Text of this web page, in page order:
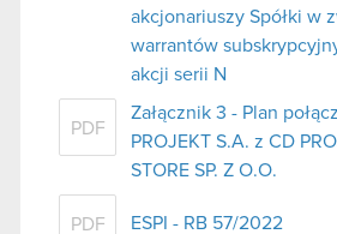
akcjonariuszy Spółki w
warrantów
akcji serii N
PDF
Załącznik 3 - Plan
PROJEKT S.A. z CD
STORE SP. Z O.O.
PDF ESPI - RB 57/2022